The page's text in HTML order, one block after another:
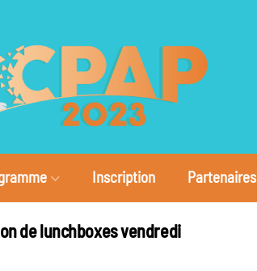
Inscription Partenaires
de lunchboxes vendredi